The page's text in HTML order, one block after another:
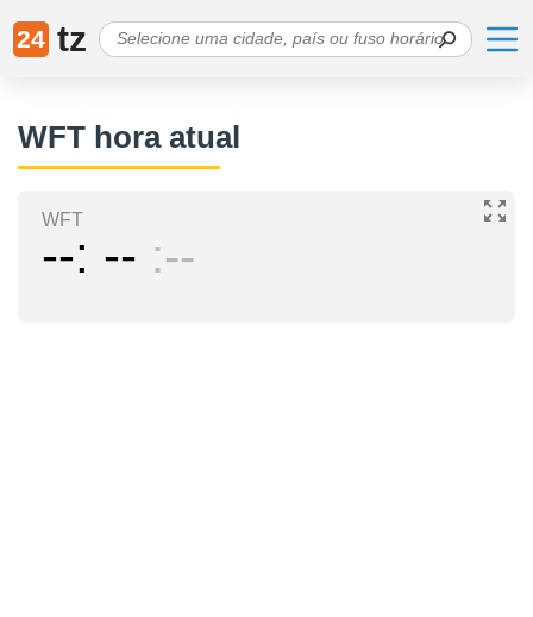
24 tz
WFT hora atual
WFT
-- -- --